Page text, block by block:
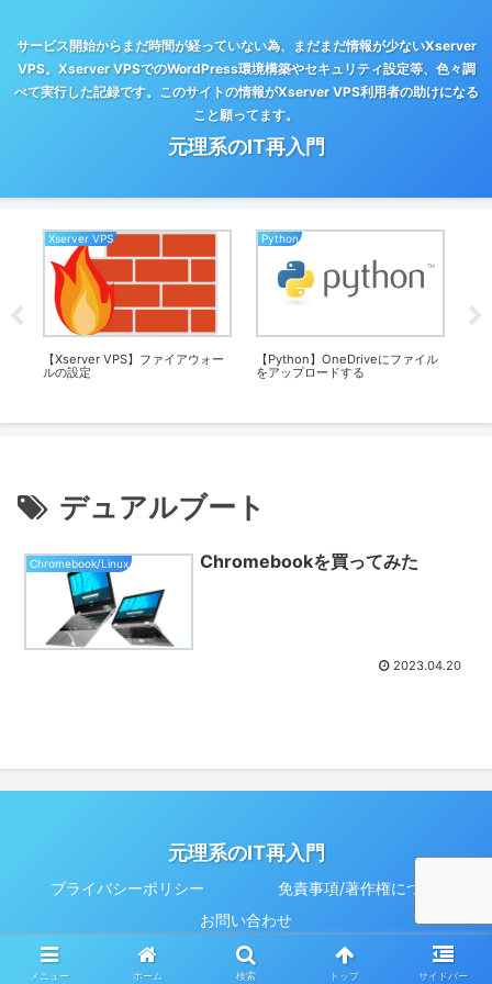
サービス開始からまだ時間が経っていない為、まだまだ情報が少ないXserver
VPS。Xserver VPSでのWordPress環境構築やセキュリティ設定等、色々調
べて実行した記録です。このサイトの情報がXserver VPS利用者の助けになる
こと願ってます。
元理系のIT再入門
Xserver VPS
【Xserver VPS】ファイアウォー
ルの設定
Python
【Python】OneDriveにファイル
をアップロードする
デュアルブート
Chromebook/Linux Chromebookを買ってみた
2023.04.20
元理系のIT再入門
プライバシーポリシー
免責事項/著作権について
お問い合わせ
© 2023 元理系のIT再入門.
メニュー ホーム 検索 トップ サイドバー